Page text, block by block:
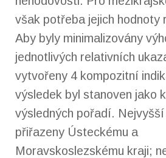
však potřeba jejich hodnoty
Aby byly minimalizovány
jednotlivých relativních
vytvořeny 4 kompozitní
výsledek byl stanoven jako
výsledných pořadí.
přiřazeny Ústeckému a
Moravskoslezskému kraji;